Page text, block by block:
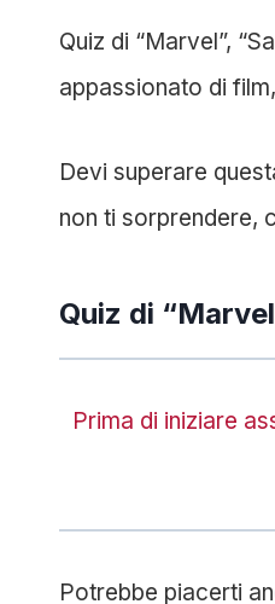
Quiz di “Marvel”,
appassionato di
Devi superare
non ti sorprendere,
Quiz di
Prima di iniziare
Potrebbe piacerti